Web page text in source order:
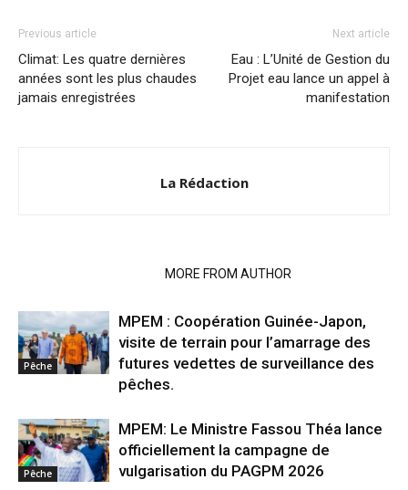
Previous article
Climat: Les quatre dernières
années sont les plus chaudes
jamais enregistrées
Next article
Eau : L’Unité de Gestion du
Projet eau lance un appel à
manifestation
La Rédaction
MORE FROM AUTHOR
Pêche
MPEM : Coopération Guinée-Japon,
visite de terrain pour l’amarrage des
futures vedettes de surveillance des
pêches.
Pêche
MPEM: Le Ministre Fassou Théa lance
officiellement la campagne de
vulgarisation du PAGPM 2026